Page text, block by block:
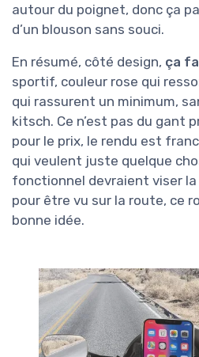
autour du poignet, donc ça
d’un blouson sans souci.
En résumé, côté design, ça
sportif, couleur rose qui
qui rassurent un minimum,
kitsch. Ce n’est pas du gant
pour le prix, le rendu est
qui veulent juste quelque
fonctionnel devraient viser la
pour être vu sur la route, ce
bonne idée.